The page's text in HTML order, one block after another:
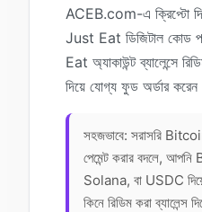
ACEB.com-এ ক্রিপ্টো
Just Eat ডিজিটাল কোড
Eat অ্যাকাউন্ট ব্যালেন্সে
দিয়ে যোগ্য ফুড অর্ডার
সহজভাবে: সরাসরি
পেমেন্ট করার বদলে,
Solana, বা USDC
কিনে রিডিম করা ব্যালেন্স